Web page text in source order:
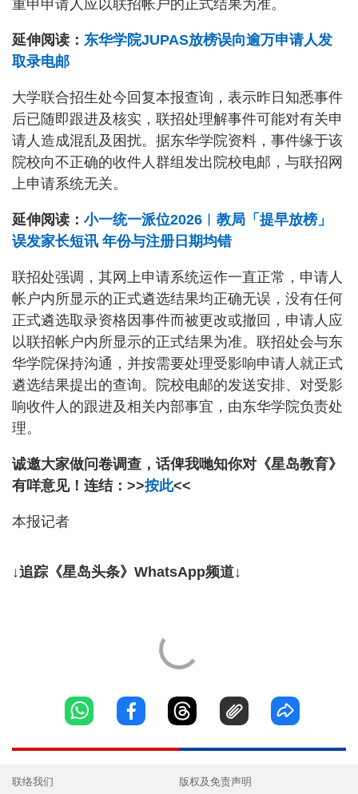
重申申请人应以联招帐户的正式结果为准。
延伸阅读： 东华学院JUPAS放榜误向逾万申请人发
取录电邮
大学联合招生处今回复本报查询，表示昨日知悉事件
后已随即跟进及核实，联招处理解事件可能对有关申
请人造成混乱及困扰。据东华学院资料，事件缘于该
院校向不正确的收件人群组发出院校电邮，与联招网
上申请系统无关。
延伸阅读： 小一统一派位2026︱教局「提早放榜」
误发家长短讯 年份与注册日期均错
联招处强调，其网上申请系统运作一直正常，申请人
帐户内所显示的正式遴选结果均正确无误，没有任何
正式遴选取录资格因事件而被更改或撤回，申请人应
以联招帐户内所显示的正式结果为准。联招处会与东
华学院保持沟通，并按需要处理受影响申请人就正式
遴选结果提出的查询。院校电邮的发送安排、对受影
响收件人的跟进及相关内部事宜，由东华学院负责处
理。
诚邀大家做问卷调查，话俾我哋知你对《星岛教育》
有咩意见！连结：>>按此<<
本报记者
↓追踪《星岛头条》WhatsApp频道↓
联络我们 版权及免责声明